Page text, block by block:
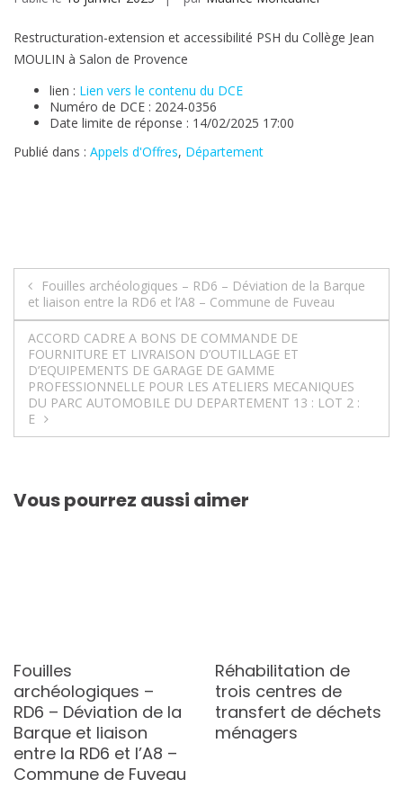
Restructuration-extension et accessibilité PSH du Collège Jean
MOULIN à Salon de Provence
lien : Lien vers le contenu du DCE
Numéro de DCE : 2024-0356
Date limite de réponse : 14/02/2025 17:00
Publié dans : Appels d'Offres, Département
Navigation
de
l’article
Fouilles archéologiques – RD6 – Déviation de la Barque
et liaison entre la RD6 et l’A8 – Commune de Fuveau
ACCORD CADRE A BONS DE COMMANDE DE
FOURNITURE ET LIVRAISON D’OUTILLAGE ET
D’EQUIPEMENTS DE GARAGE DE GAMME
PROFESSIONNELLE POUR LES ATELIERS MECANIQUES
DU PARC AUTOMOBILE DU DEPARTEMENT 13 : LOT 2 :
E
Vous pourrez aussi aimer
Fouilles
archéologiques –
RD6 – Déviation de la
Barque et liaison
entre la RD6 et l’A8 –
Commune de Fuveau
Réhabilitation de
trois centres de
transfert de déchets
ménagers